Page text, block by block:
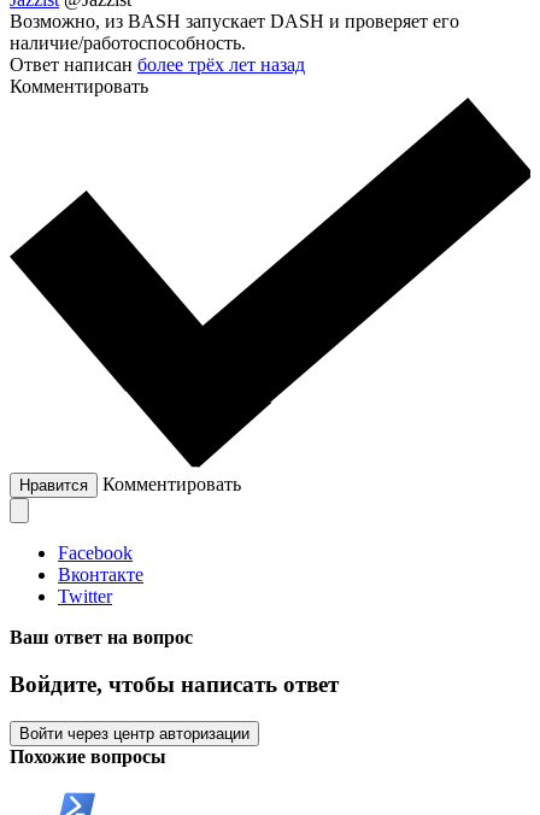
Возможно, из BASH запускает DASH и проверяет его
наличие/работоспособность.
Ответ написан более трёх лет назад
Комментировать
Нравится Комментировать
Facebook
Вконтакте
Twitter
Ваш ответ на вопрос
Войдите, чтобы написать ответ
Войти через центр авторизации
Похожие вопросы